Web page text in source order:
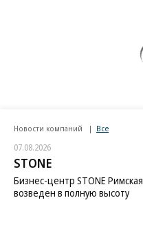
Новости компаний Все
07.08.2026
STONE
Бизнес-центр STONE Римская
возведен в полную высоту